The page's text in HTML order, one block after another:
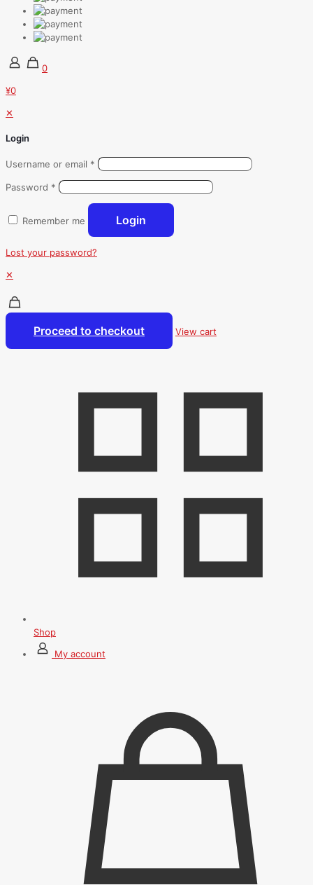
0
¥0
✕
Login
Username or email *
Password *
Remember me Login
Lost your password?
✕
Proceed to checkout View cart
Shop
My account